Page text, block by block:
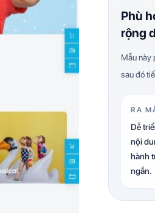
Phù
rộng
Mẫu này
sau đó
RA
Dễ
nội
hành
ngắn.